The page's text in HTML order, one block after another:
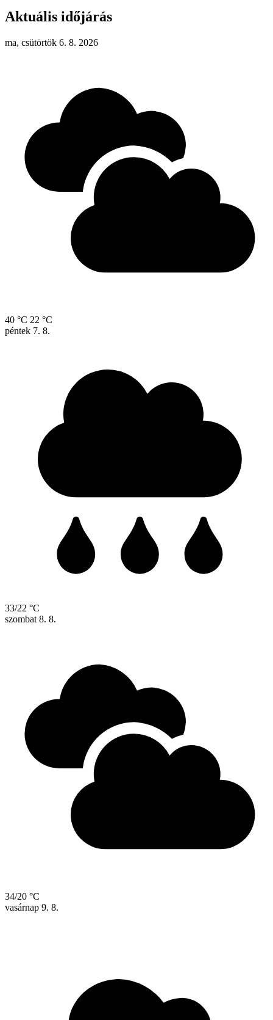
Aktuális időjárás
ma, csütörtök 6. 8. 2026
40 °C 22 °C
péntek 7. 8.
33/22 °C
szombat 8. 8.
34/20 °C
vasárnap 9. 8.